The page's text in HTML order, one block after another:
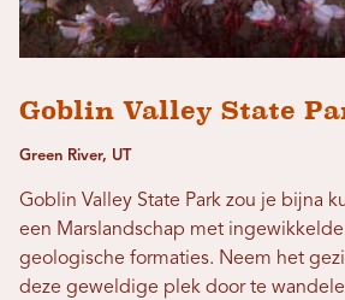
Goblin Valley State
Green River, UT
Goblin Valley State Park zou je bijna
een Marslandschap met
geologische formaties. Neem het
deze geweldige plek door te